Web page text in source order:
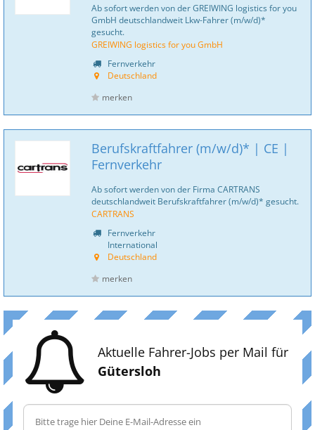
Ab sofort werden von der GREIWING logistics for you
GmbH deutschlandweit Lkw-Fahrer (m/w/d)*
gesucht.
GREIWING logistics for you GmbH
Fernverkehr
Deutschland
merken
Berufskraftfahrer (m/w/d)* | CE |
Fernverkehr
Ab sofort werden von der Firma CARTRANS
deutschlandweit Berufskraftfahrer (m/w/d)* gesucht.
CARTRANS
Fernverkehr
International
Deutschland
merken
Aktuelle Fahrer-Jobs per Mail für
Gütersloh